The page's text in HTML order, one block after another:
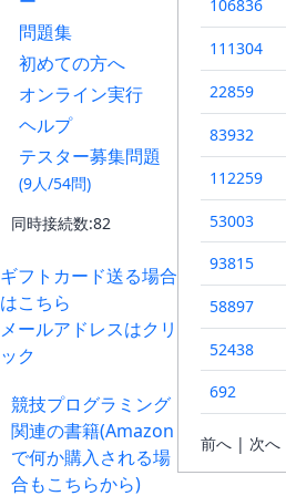
問題集
初めての方へ
オンライン実行
ヘルプ
テスター募集問題
(9人/54問)
同時接続数:82
ギフトカード送る場合
はこちら
メールアドレスはクリ
ック
競技プログラミング
関連の書籍(Amazon
で何か購入される場
合もこちらから)
106836
111304
22859
83932
112259
53003
93815
58897
52438
692
前へ | 次へ